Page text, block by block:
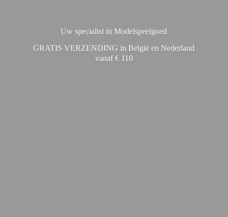
Uw specialist in Modelspeelgoed
GRATIS VERZENDING in België en Nederland
vanaf € 110